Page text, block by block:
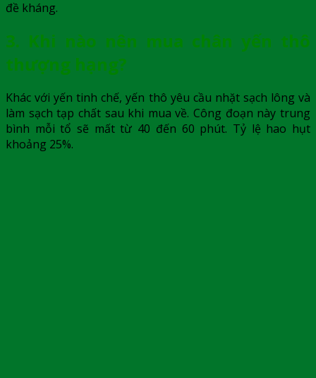
đề kháng.
3. Khi nào nên mua chân yến thô
thượng hạng?
Khác với yến tinh chế,yến thô yêu cầu nhặt sạch lông và
làm sạch tạp chất sau khi mua về. Công đoạn này trung
bình mỗi tổ sẽ mất từ 40 đến 60 phút. Tỷ lệ hao hụt
khoảng 25%.